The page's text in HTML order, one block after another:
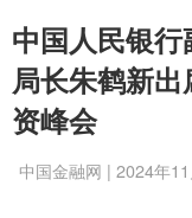
中国人民银
局长朱鹤新
资峰会
中国金融网 | 2024年